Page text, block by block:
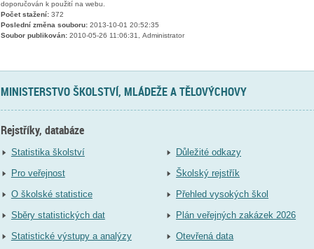
doporučován k použití na webu.
Počet stažení:372
Poslední změna souboru:2013-10-01 20:52:35
Soubor publikován:2010-05-26 11:06:31, Administrator
MINISTERSTVO ŠKOLSTVÍ, MLÁDEŽE A TĚLOVÝCHOVY
Rejstříky, databáze
Statistika školství
Pro veřejnost
O školské statistice
Sběry statistických dat
Statistické výstupy a analýzy
Důležité odkazy
Školský rejstřík
Přehled vysokých škol
Plán veřejných zakázek 2026
Otevřená data